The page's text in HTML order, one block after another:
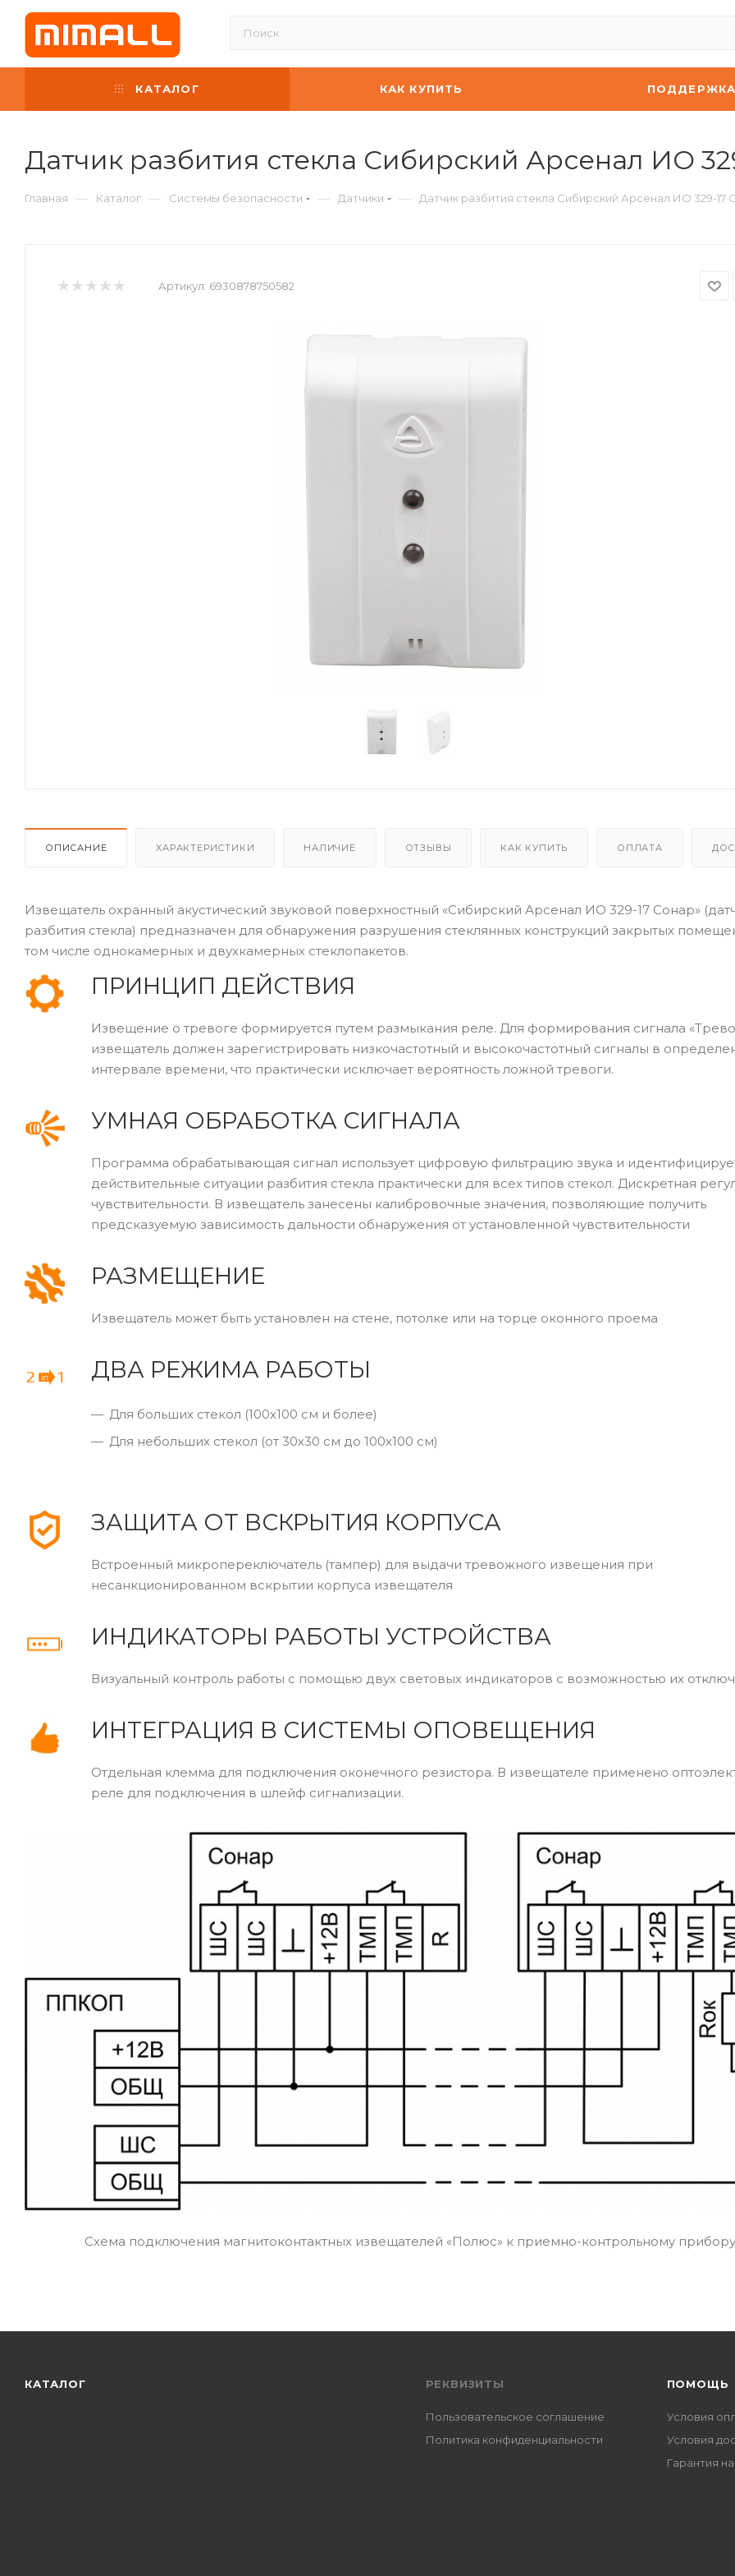
КАТАЛОГ КАК КУПИТЬ ПОДДЕРЖКА
Датчик разбития стекла Сибирский Арсенал ИО
Главная — Каталог — Системы безопасности — Датчики — Датчик разбития стекла Сибирский Арсенал ИО 329-17
Артикул: 6930878750582
ОПИСАНИЕ ХАРАКТЕРИСТИКИ НАЛИЧИЕ ОТЗЫВЫ КАК КУПИТЬ ОПЛАТА
Извещатель охранный акустический звуковой поверхностный «Сибирский Арсенал ИО 329-17 Сонар»
разбития стекла) предназначен для обнаружения разрушения стеклянных конструкций закрытых
том числе однокамерных и двухкамерных стеклопакетов.
ПРИНЦИП ДЕЙСТВИЯ
Извещение о тревоге формируется путем размыкания реле. Для формирования сигнала
извещатель должен зарегистрировать низкочастотный и высокочастотный сигналы в
интервале времени, что практически исключает вероятность ложной тревоги.
УМНАЯ ОБРАБОТКА СИГНАЛА
Программа обрабатывающая сигнал использует цифровую фильтрацию звука и
действительные ситуации разбития стекла практически для всех типов стекол. Дискретная
чувствительности. В извещатель занесены калибровочные значения, позволяющие получить
предсказуемую зависимость дальности обнаружения от установленной чувствительности
РАЗМЕЩЕНИЕ
Извещатель может быть установлен на стене, потолке или на торце оконного проема
ДВА РЕЖИМА РАБОТЫ
Для больших стекол (100х100 см и более)
Для небольших стекол (от 30х30 см до 100х100 см)
ЗАЩИТА ОТ ВСКРЫТИЯ КОРПУСА
Встроенный микропереключатель (тампер) для выдачи тревожного извещения при
несанкционированном вскрытии корпуса извещателя
ИНДИКАТОРЫ РАБОТЫ УСТРОЙСТВА
Визуальный контроль работы с помощью двух световых индикаторов с возможностью их
ИНТЕГРАЦИЯ В СИСТЕМЫ ОПОВЕЩЕНИЯ
Отдельная клемма для подключения оконечного резистора. В извещателе применено
реле для подключения в шлейф сигнализации.
Схема подключения магнитоконтактных извещателей «Полюс» к приемно-контрольному прибору
КАТАЛОГ РЕКВИЗИТЫ
Пользовательское соглашение
Политика конфиденциальности
ПОМОЩЬ
Условия
Условия
Гарантия